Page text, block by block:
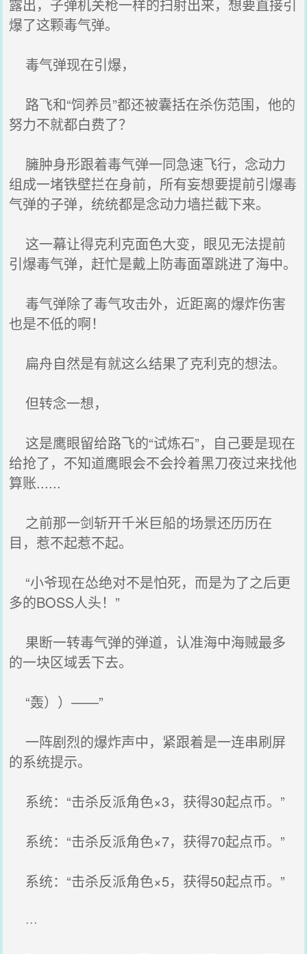
露出，子弹机关枪一样的扫射出来，想要直接引
爆了这颗毒气弹。
毒气弹现在引爆，
路飞和“饲养员”都还被囊括在杀伤范围，他的
努力不就都白费了？
臃肿身形跟着毒气弹一同急速飞行，念动力
组成一堵铁壁拦在身前，所有妄想要提前引爆毒
气弹的子弹，统统都是念动力墙拦截下来。
这一幕让得克利克面色大变，眼见无法提前
引爆毒气弹，赶忙是戴上防毒面罩跳进了海中。
毒气弹除了毒气攻击外，近距离的爆炸伤害
也是不低的啊！
扁舟自然是有就这么结果了克利克的想法。
但转念一想，
这是鹰眼留给路飞的“试炼石”，自己要是现在
给抢了，不知道鹰眼会不会拎着黑刀夜过来找他
算账......
之前那一剑斩开千米巨船的场景还历历在
目，惹不起惹不起。
“小爷现在怂绝对不是怕死，而是为了之后更
多的BOSS人头！”
果断一转毒气弹的弹道，认准海中海贼最多
的一块区域丢下去。
“轰））——”
一阵剧烈的爆炸声中，紧跟着是一连串刷屏
的系统提示。
系统：“击杀反派角色×3，获得30起点币。”
系统：“击杀反派角色×7，获得70起点币。”
系统：“击杀反派角色×5，获得50起点币。”
···